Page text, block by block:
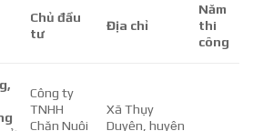
Chủ đầu
tư
Địa chỉ
Năm
thi
công
Công ty
TNHH
Chăn Nuôi
Xã Thụy
Duyên, huyện